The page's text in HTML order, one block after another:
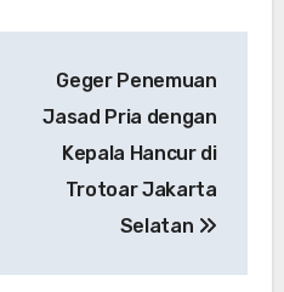
Geger Penemuan
Jasad Pria dengan
Kepala Hancur di
Trotoar Jakarta
Selatan